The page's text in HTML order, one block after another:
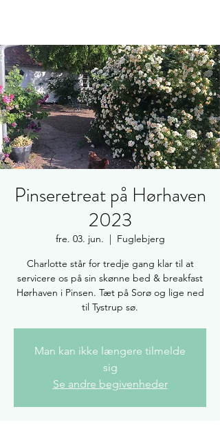
Pinseretreat på Hørhaven
2023
fre. 03. jun.
  |
Fuglebjerg
Charlotte står for tredje gang klar til at
servicere os på sin skønne bed & breakfast
Hørhaven i Pinsen. Tæt på Sorø og lige ned
til Tystrup sø.
Man kan ikke længere tilmelde
sig
Se andre begivenheder